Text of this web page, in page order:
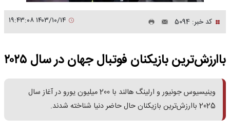
کد خبر: 5094
باارزش‌ترین بازیکنان فوتبال جهان در سال ۲۰۲۵
وینیسیوس جونیور و ارلینگ هالند با 200 میلیون یورو در آغاز سال
2025 باارزش‌ترین بازیکنان حال حاضر دنیا شناخته شدند.